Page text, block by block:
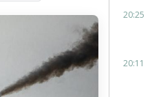
20:25
20:11